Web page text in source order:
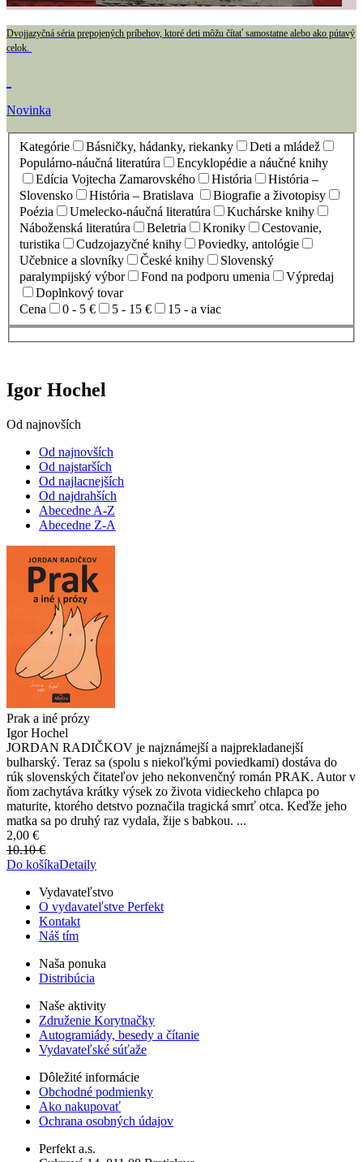
Dvojjazyčná séria prepojených príbehov, ktoré deti môžu čítať samostatne alebo ako pútavý
celok.
Novinka
Kategórie Básničky, hádanky, riekanky
Deti a mládež
Populárno-náučná literatúra
Encyklopédie a náučné knihy
Edícia Vojtecha Zamarovského
História
História –
Slovensko
História – Bratislava
Biografie a životopisy
Poézia
Umelecko-náučná literatúra
Kuchárske knihy
Náboženská literatúra
Beletria Kroniky
Cestovanie,
turistika
Cudzojazyčné knihy
Poviedky, antológie
Učebnice a slovníky
České knihy
Slovenský
paralympijský výbor
Fond na podporu umenia
Výpredaj
Doplnkový tovar
Cena
0 - 5 € 5 - 15 € 15 - a viac
Igor Hochel
Od najnovších
Od najnovších
Od najstarších
Od najlacnejších
Od najdrahších
Abecedne A-Z
Abecedne Z-A
Prak a iné prózy
Igor Hochel
JORDAN RADIČKOV je najznámejší a najprekladanejší
bulharský. Teraz sa (spolu s niekoľkými poviedkami) dostáva do
rúk slovenských čitateľov jeho nekonvenčný román PRAK. Autor v
ňom zachytáva krátky výsek zo života vidieckeho chlapca po
maturite, ktorého detstvo poznačila tragická smrť otca. Keďže jeho
matka sa po druhý raz vydala, žije s babkou. ...
2,00 €
10.10 €
Do košíkaDetaily
Vydavateľstvo
O vydavateľstve Perfekt
Kontakt
Náš tím
Naša ponuka
Distribúcia
Naše aktivity
Združenie Korytnačky
Autogramiády, besedy a čítanie
Vydavateľské súťaže
Dôležité informácie
Obchodné podmienky
Ako nakupovať
Ochrana osobných údajov
Perfekt a.s.